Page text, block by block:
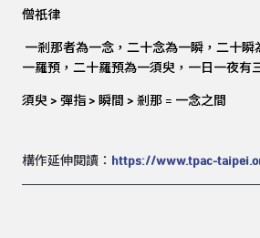
僧祇律
一剎那者為一念，二十念為一瞬，二十瞬
一羅預，二十羅預為一須臾，一日一夜有
須臾 > 彈指 > 瞬間 > 剎那 = 一念之間
構作延伸閱讀： https://www.tpac-